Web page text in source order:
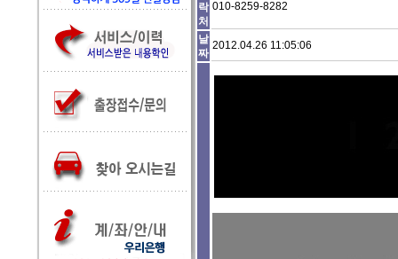
락
처
010-8259-8282
날
짜
2012.04.26 11:05:06